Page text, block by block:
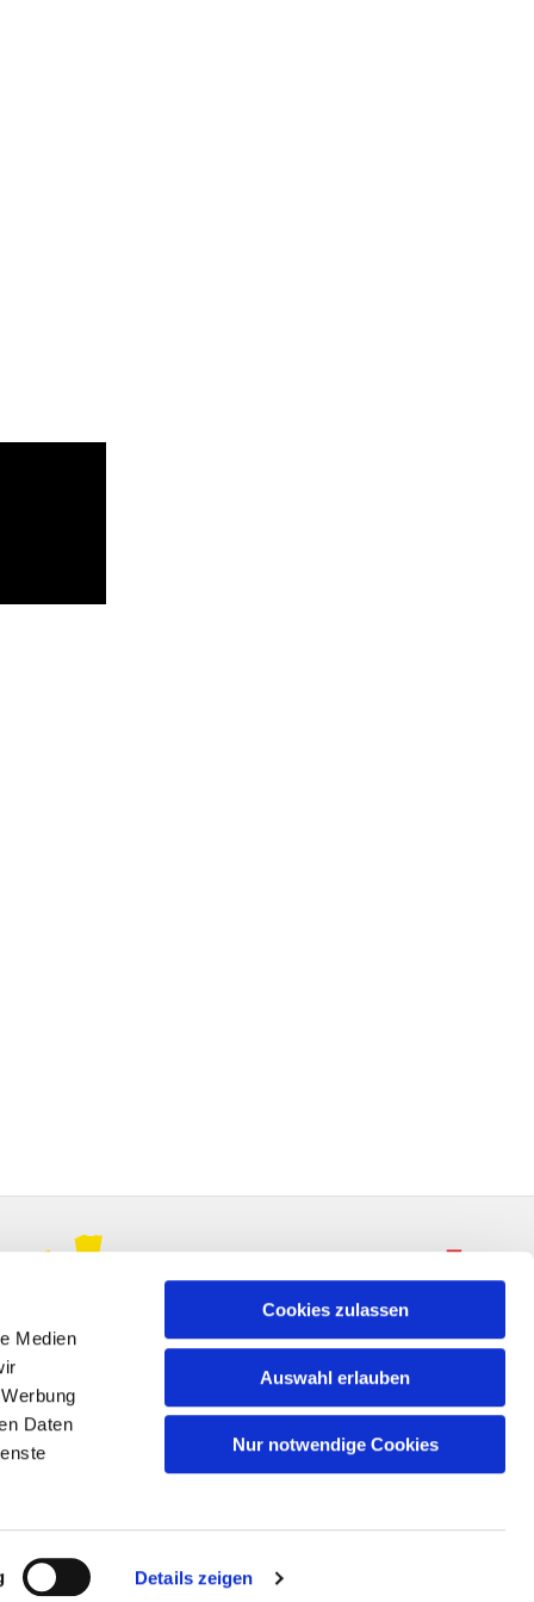
Medien
Daten
Details zeigen
Cookies zulassen
Auswahl erlauben
Nur notwendige Cookies